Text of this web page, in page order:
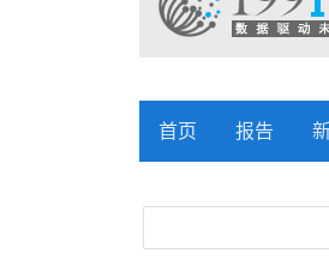
首页 报告